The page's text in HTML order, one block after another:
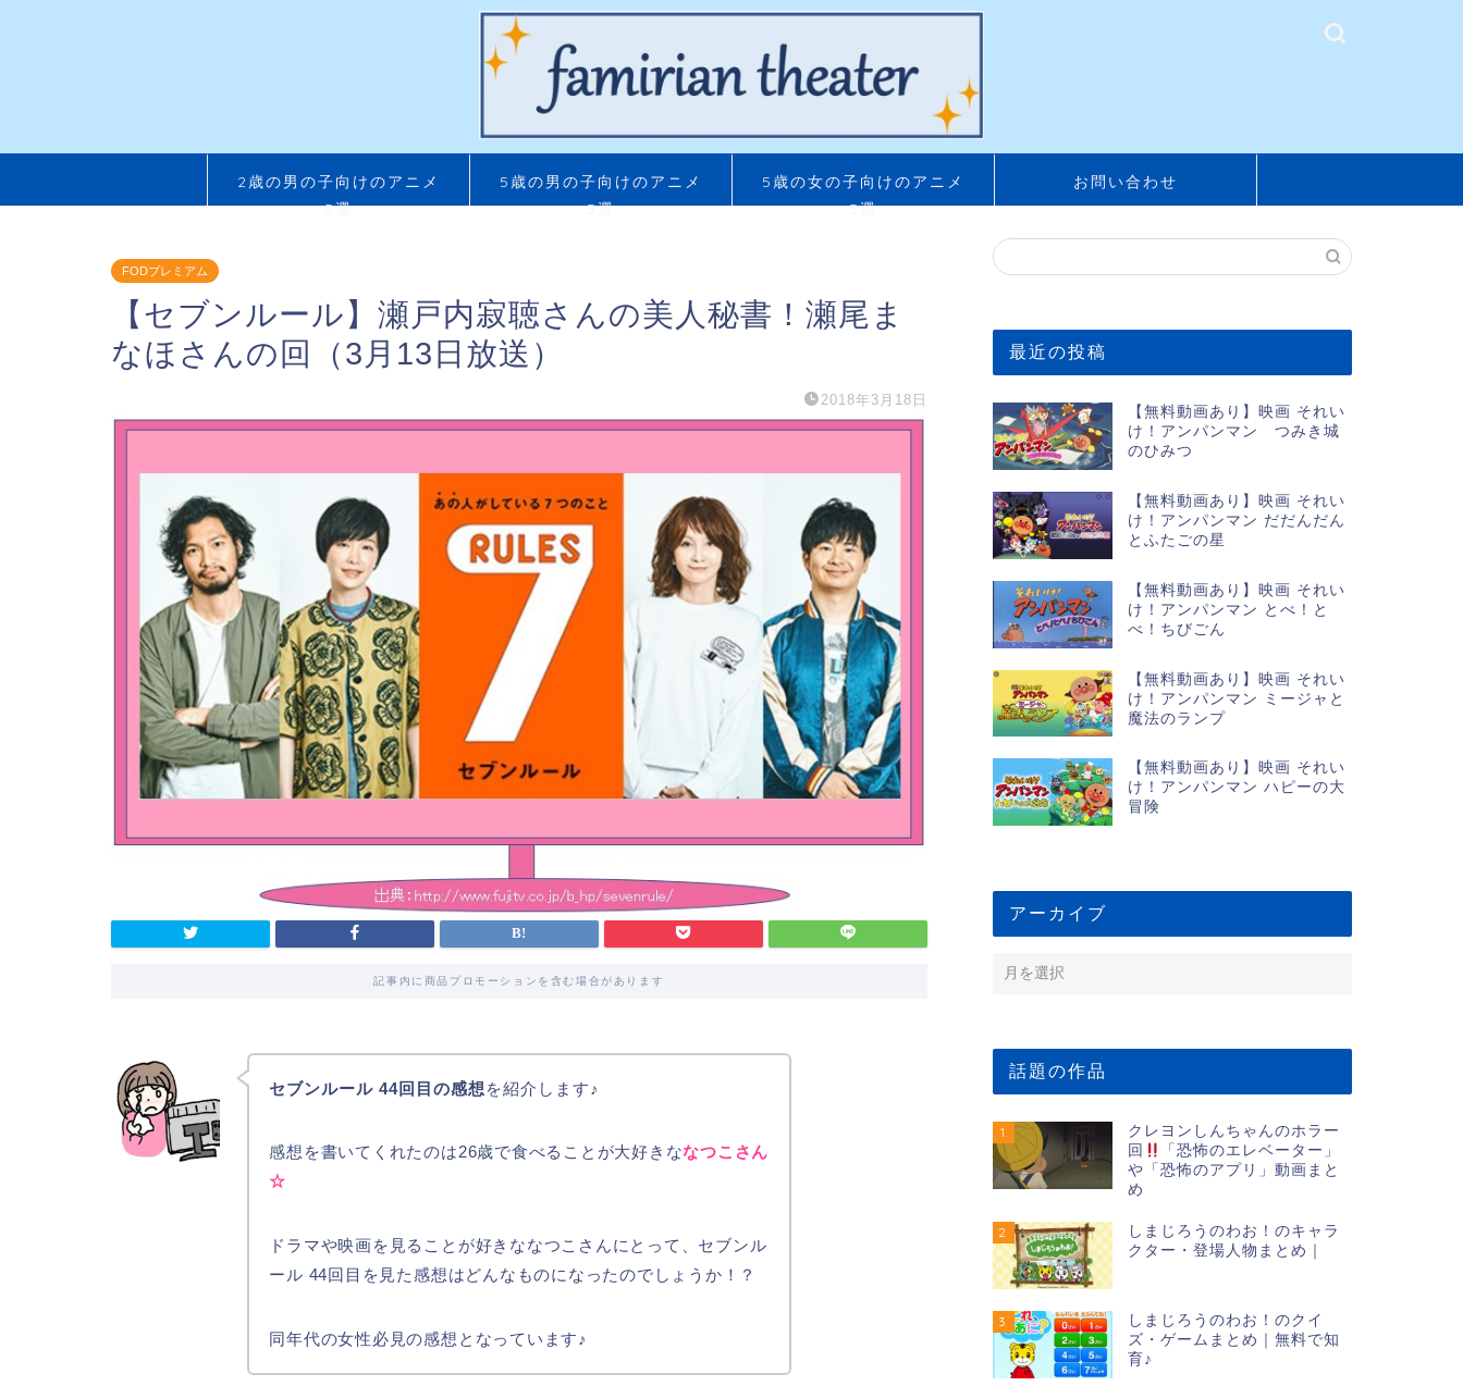
2歳の男の子向けのアニメ
5選
5歳の男の子向けのアニメ
5選
5歳の女の子向けのアニメ
5選
お問い合わせ
FODプレミアム
【セブンルール】瀬戸内寂聴さんの美人秘書！瀬尾ま
なほさんの回（3月13日放送）
2018年3月18日
記事内に商品プロモーションを含む場合があります
セブンルール 44回目の感想 を紹介します♪
感想を書いてくれたのは26歳で食べることが大好きななつこさん
☆
ドラマや映画を見ることが好きななつこさんにとって、セブンル
ール 44回目を見た感想はどんなものになったのでしょうか！？
同年代の女性必見の感想となっています♪
最近の投稿
【無料動画あり】映画 それい
け！アンパンマン つみき城
のひみつ
【無料動画あり】映画 それい
け！アンパンマン だだんだん
とふたごの星
【無料動画あり】映画 それい
け！アンパンマン とべ！と
べ！ちびごん
【無料動画あり】映画 それい
け！アンパンマン ミージャと
魔法のランプ
【無料動画あり】映画 それい
け！アンパンマン ハピーの大
冒険
アーカイブ
話題の作品
1
クレヨンしんちゃんのホラー
回
「恐怖のエレベーター」
や「恐怖のアプリ」動画まと
め
2
しまじろうのわお！のキャラ
クター・登場人物まとめ｜
3
しまじろうのわお！のクイ
ズ・ゲームまとめ｜無料で知
育♪